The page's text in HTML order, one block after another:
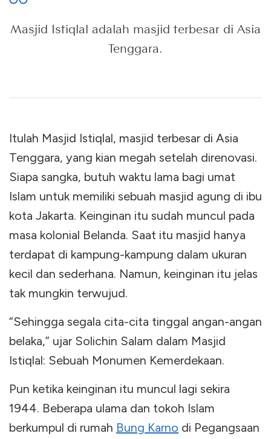
Masjid Istiqlal adalah masjid terbesar di Asia
Tenggara.
Itulah Masjid Istiqlal, masjid terbesar di Asia
Tenggara, yang kian megah setelah direnovasi.
Siapa sangka, butuh waktu lama bagi umat
Islam untuk memiliki sebuah masjid agung di ibu
kota Jakarta. Keinginan itu sudah muncul pada
masa kolonial Belanda. Saat itu masjid hanya
terdapat di kampung-kampung dalam ukuran
kecil dan sederhana. Namun, keinginan itu jelas
tak mungkin terwujud.
“Sehingga segala cita-cita tinggal angan-angan
belaka,” ujar Solichin Salam dalam Masjid
Istiqlal: Sebuah Monumen Kemerdekaan.
Pun ketika keinginan itu muncul lagi sekira
1944. Beberapa ulama dan tokoh Islam
berkumpul di rumah Bung Karno di Pegangsaan